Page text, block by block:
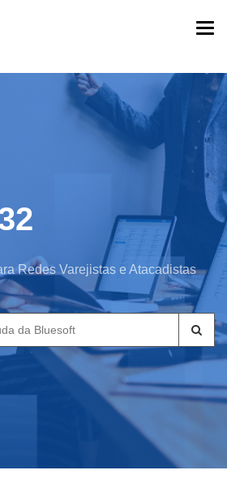
Redes Varejistas e Atacadistas